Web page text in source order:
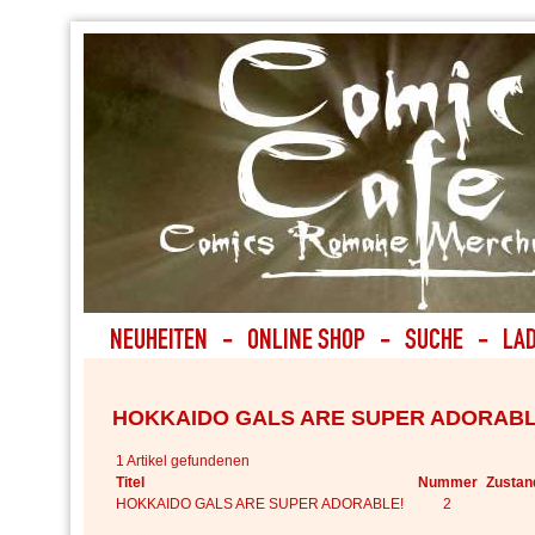
HOKKAIDO GALS ARE SUPER
1 Artikel gefundenen
Titel
Nummer
HOKKAIDO GALS ARE SUPER ADORABLE!
2